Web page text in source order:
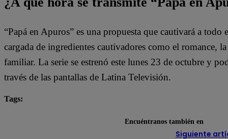
“Papá en Apuros” es una propuesta que cautivará a
cargada de ingredientes cautivadores como el romance,
familiar. La serie se estrenó este lunes 23 de octubre y
través de las pantallas de Latina Televisión.
Tags:
Siguiente
Encuéntranos también en